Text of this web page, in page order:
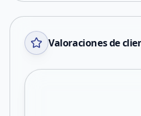
Valoraciones de